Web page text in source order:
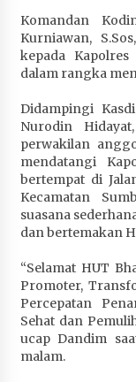
Penurunan
4 minggu ago
Wabup Ansori
4 minggu ago
Bupati Sumbawa
Cabor yang Akan
NTB 2026
1 bulan ago
BAZNAS
Santong
1 bulan ago
Dosen UTS Siap
Pelatihan PDPP
Komandan
Kurniawan,
kepada
dalam rangka
Didampingi
Nurodin
perwakilan
mendatangi
bertempat di
Kecamatan
suasana
dan bertemakan
“Selamat HUT
Promoter,
Percepatan
Sehat dan
ucap Dandim
malam.